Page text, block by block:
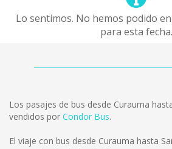
Lo sentimos. No hemos podido
para esta fecha.
Los pasajes de bus desde Curauma
vendidos por Condor Bus.
El viaje con bus desde Curauma hasta